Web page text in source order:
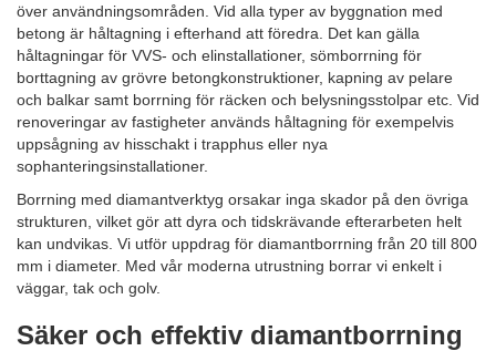
över användningsområden. Vid alla typer av byggnation med
betong är håltagning i efterhand att föredra. Det kan gälla
håltagningar för VVS- och elinstallationer, sömborrning för
borttagning av grövre betongkonstruktioner, kapning av pelare
och balkar samt borrning för räcken och belysningsstolpar etc. Vid
renoveringar av fastigheter används håltagning för exempelvis
uppsågning av hisschakt i trapphus eller nya
sophanteringsinstallationer.
Borrning med diamantverktyg orsakar inga skador på den övriga
strukturen, vilket gör att dyra och tidskrävande efterarbeten helt
kan undvikas. Vi utför uppdrag för diamantborrning från 20 till 800
mm i diameter. Med vår moderna utrustning borrar vi enkelt i
väggar, tak och golv.
Säker och effektiv diamantborrning